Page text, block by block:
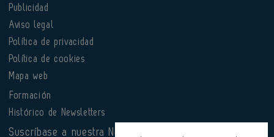
Publicidad
Aviso legal
Política de privacidad
Política de cookies
Mapa web
Formación
Histórico de Newsletters
Suscríbase a nuestra Newsletter